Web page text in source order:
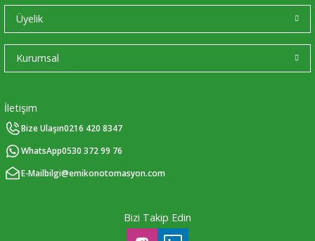
Üyelik
Kurumsal
İletişim
Bize Ulaşın0216 420 8347
WhatsApp0530 372 99 76
E-Mailbilgi@emikonotomasyon.com
Bizi Takip Edin